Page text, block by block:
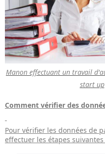
Manon effectuant un travail
start up
Comment vérifier des
Pour vérifier les données de
effectuer les étapes suivantes